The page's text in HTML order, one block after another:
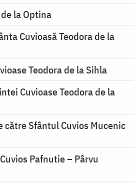
la Optina
Cuvioasă Teodora de la
Teodora de la Sihla
Cuvioase Teodora de la
către Sfântul Cuvios Mucenic
Pafnutie – Pârvu